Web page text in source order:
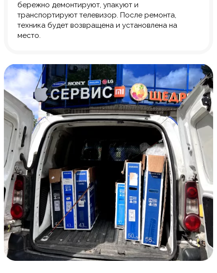
бережно демонтируют, упакуют и
транспортируют телевизор. После ремонта,
техника будет возвращена и установлена на
место.